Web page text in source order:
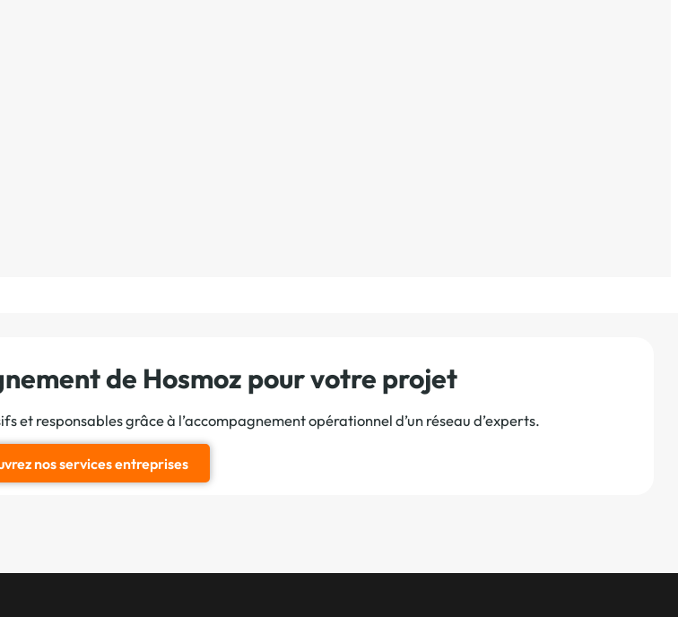
de Hosmoz pour votre projet
et responsables grâce à l’accompagnement opérationnel d’un réseau d’experts.
nos services entreprises